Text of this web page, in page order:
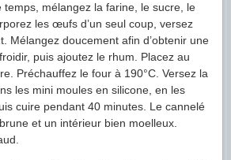
temps, mélangez la farine, le sucre, le
les œufs d’un seul coup, versez
Mélangez doucement afin d’obtenir une
puis ajoutez le rhum. Placez au
Préchauffez le four à 190°C. Versez la
les mini moules en silicone, en les
cuire pendant 40 minutes. Le cannelé
et un intérieur bien moelleux.